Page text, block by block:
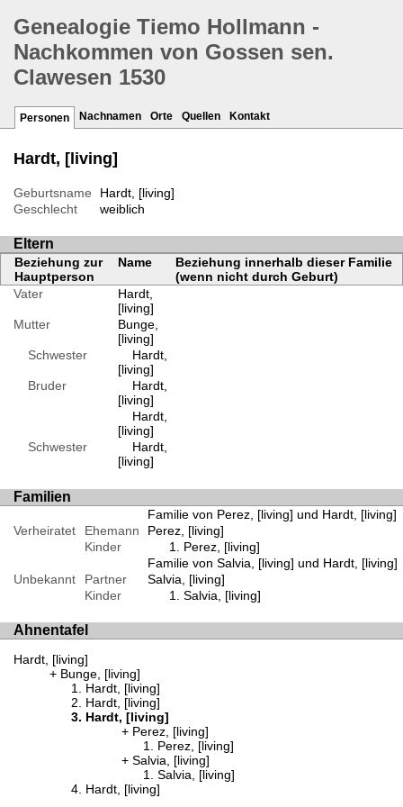
Genealogie Tiemo Hollmann -
Nachkommen von Gossen sen.
Clawesen 1530
Personen Nachnamen Orte Quellen Kontakt
Hardt, [living]
Geburtsname
Hardt, [living]
Geschlecht
weiblich
Eltern
Beziehung zur
Hauptperson
Name
Beziehung innerhalb dieser Familie
(wenn nicht durch Geburt)
Vater
Hardt,
[living]
Mutter
Bunge,
[living]
Schwester
Hardt,
[living]
Bruder
Hardt,
[living]
Hardt,
[living]
Schwester
Hardt,
[living]
Familien
Familie von Perez, [living] und Hardt, [living]
Verheiratet
Ehemann
Perez, [living]
Kinder
Perez, [living]
Familie von Salvia, [living] und Hardt, [living]
Unbekannt
Partner
Salvia, [living]
Kinder
Salvia, [living]
Ahnentafel
Hardt, [living]
Bunge, [living]
Hardt, [living]
Hardt, [living]
Hardt, [living]
Perez, [living]
Perez, [living]
Salvia, [living]
Salvia, [living]
Hardt, [living]